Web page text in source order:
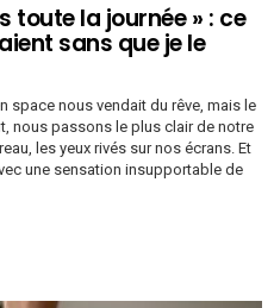
toute la journée » : ce
sans que je le
space nous vendait du rêve, mais le
nous passons le plus clair de notre
les yeux rivés sur nos écrans. Et
une sensation insupportable de